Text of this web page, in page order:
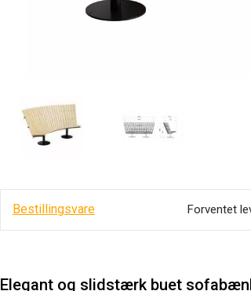
Bestillingsvare Forventet
Elegant og slidstærk buet